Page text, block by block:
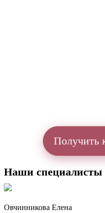
Получить
Наши специалисты
Овчинникова Елена